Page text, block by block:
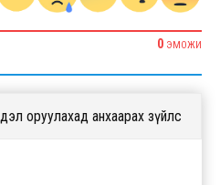
0 ЭМОЖИ
оруулахад анхаарах зүйлс